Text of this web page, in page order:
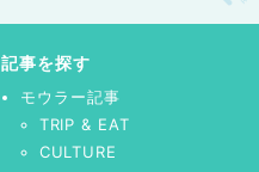
記事を探す
モウラー記事
TRIP & EAT
CULTURE